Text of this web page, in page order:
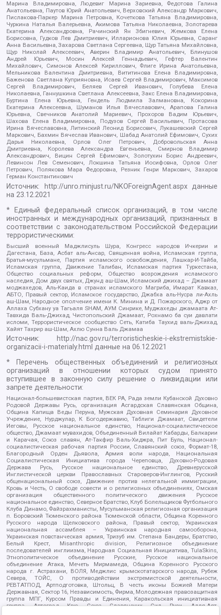
Марина Владимировна, Людевиг Марина Зариевна, Федотова Галина
Анатольевна, Паутов Юрий Анатольевич, Верховский Александр Маркович,
Пислакова-Паркер Марина Петровна, Кочеткова Татьяна Владимировна,
Чуркина Наталья Валерьевна, Акимова Татьяна Николаевна, Золотарева
Екатерина Александровна, Рачинский Ян Збигневич, Жемкова Елена
Борисовна, Гудков Лев Дмитриевич, Илларионова Юлия Юрьевна, Саранг
Анна Васильевна, Захарова Светлана Сергеевна, Щур Татьяна Михайловна,
Щур Николай Алексеевич, Аверин Владимир Анатольевич, Блинушов
Андрей Юрьевич, Мосин Алексей Геннадьевич, Гефтер Валентин
Михайлович, Симонов Алексей Кириллович, Флиге Ирина Анатольевна,
Мельникова Валентина Дмитриевна, Вититинова Елена Владимировна,
Баженова Светлана Куприяновна, Исаев Сергей Владимирович, Максимов
Сергей Владимирович, Беляев Сергей Иванович, Голубева Елена
Николаевна, Ганнушкина Светлана Алексеевна, Закс Елена Владимировна,
Буртина Елена Юрьевна, Гендель Людмила Залмановна, Кокорина
Екатерина Алексеевна, Шуманов Илья Вячеславович, Арапова Галина
Юрьевна, Свечников Анатолий Мариевич, Прохоров Вадим Юрьевич,
Шахова Елена Владимировна, Подузов Сергей Васильевич, Протасова
Ирина Вячеславовна, Литинский Леонид Борисович, Лукашевский Сергей
Маркович, Бахмин Вячеслав Иванович, Шабад Анатолий Ефимович, Сухих
Дарья Николаевна, Орлов Олег Петрович, Добровольская Анна
Дмитриевна, Королева Александра Евгеньевна, Смирнов Владимир
Александрович, Вицин Сергей Ефимович, Золотухин Борис Андреевич,
Левинсон Лев Семенович, Локшина Татьяна Иосифовна, Орлов Олег
Петрович, Полякова Мара Федоровна, Резник Генри Маркович, Захаров
Герман Константинович
Источник: http://unro.minjust.ru/NKOForeignAgent.aspxданные
на23.12.2021
* Единый федеральный список организаций, в том числе
иностранных и международных организаций, признанных в
соответствии с законодательством Российской Федерации
террористическими:
Высший военный Маджлисуль Шура, Конгресс народов Ичкерии и
Дагестана, База, Асбат аль-Ансар, Священная война, Исламская группа,
Братья-мусульмане, Партия исламского освобождения, Лашкар-И-Тайба,
Исламская группа, Движение Талибан, Исламская партия Туркестана,
Общество социальных реформ, Общество возрождения исламского
наследия, Дом двух святых, Джунд аш-Шам, Исламский джихад – Джамаат
моджахедов, Аль-Каида в странах исламского Магриба, Имарат Кавказ,
АБТО, Правый сектор, Исламское государство, Джабха аль-Нусра ли-Ахль
аш-Шам, Народное ополчение имени К. Минина и Д. Пожарского, Аджр от
Аллаха Субхану уа Тагьаля SHAM, АУМ Синрике, Муджахеды джамаата Ат-
Тавхида Валь-Джихад, Чистопольский Джамаат, Рохнамо ба суи давлати
исломи, Террористическое сообщество Сеть, Катиба Таухид валь-Джихад,
Хайят Тахрир аш-Шам, Ахлю Сунна Валь Джамаа
Источник:
http://nac.gov.ru/terroristicheskie-i-ekstremistskie-
organizacii-i-materialy.html данные на06.12.2021
* Перечень общественных объединений и религиозных
организаций в отношении которых судом принято
вступившее в законную силу решение о ликвидации или
запрете деятельности:
Национал-большевистская партия, ВЕК РА, Рада земли Кубанской Духовно
Родовой Державы Русь, организация Асгардская Славянская Община,
Община Капища Веды Перуна, Мужская Духовная Семинария Духовное
Учреждение, Нурджулар, К Богодержавию, Таблиги Джамаат, Свидетели
Иеговы, Русское национальное единство, Национал-социалистическое
общество, Джамаат мувахидов, Объединенный Вилайат Кабарды, Балкарии
и Карачая, Союз славян, Ат-Такфир Валь-Хиджра, Пит Буль, Национал-
социалистическая рабочая партия России, Славянский союз, Формат-18,
Благородный Орден Дьявола, Армия воли народа, Национальная
Социалистическая Инициатива города Череповца, Духовно-Родовая
Держава Русь, Русское национальное единство, Древнерусской
Инглистической церкви Православных Староверов-Инглингов, Русский
общенациональный союз, Движение против нелегальной иммиграции,
Кровь и Честь, О свободе совести и о религиозных объединениях, Омская
организация общественного политического движения Русское
национальное единство, Северное Братство, Клуб Болельщиков Футбольного
Клуба Динамо, Файзрахманисты, Мусульманская религиозная организация
п. Боровский Тюменского района Тюменской области, Община Коренного
Русского народа Щелковского района, Правый сектор, Украинская
национальная ассамблея – Украинская народная самооборона,
Украинская повстанческая армия, Тризуб им. Степана Бандеры, Братство,
Белый Крест, Misanthropic division, Религиозное объединение
последователей инглиизма, Народная Социальная Инициатива, TulaSkins,
Этнополитическое объединение Русские, Русское национальное
объединение Атака, Мечеть Мирмамеда, Община Коренного Русского
народа г. Астрахани, ВОЛЯ, Меджлис крымскотатарского народа, Рубеж
Севера, ТОЙС, О противодействии экстремистской деятельности,
РЕВТАТПОД, Артподготовка, Штольц, В честь иконы Божией Матери
Державная, Сектор 16, Независимость, Фирма, Молодежная правозащитная
группа МПГ, Курсом Правды и Единения, Каракольская инициативная
группа, Автоград Крю, Союз Славянских Сил Руси, Алля-Аят,